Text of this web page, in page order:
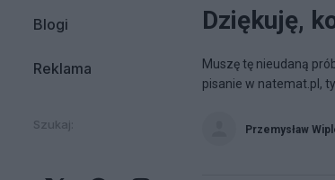
Blogi
Reklama
Szukaj:
Dziękuję,
Muszę tę nieudaną
pisanie w natemat.pl,
Przemysław